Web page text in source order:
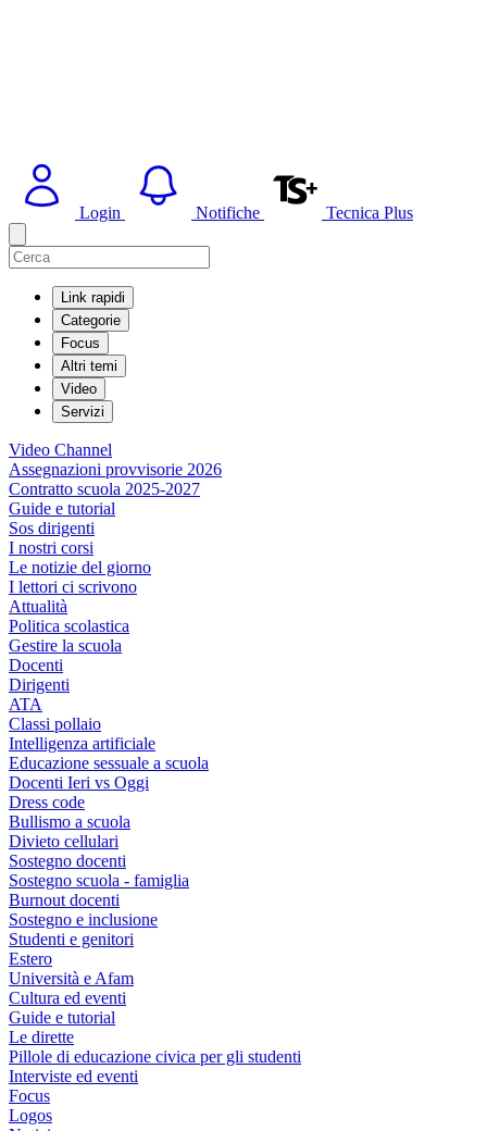
Login Notifiche Tecnica Plus
Link rapidi
Categorie
Focus
Altri temi
Video
Servizi
Video Channel
Assegnazioni provvisorie 2026
Contratto scuola 2025-2027
Guide e tutorial
Sos dirigenti
I nostri corsi
Le notizie del giorno
I lettori ci scrivono
Attualità
Politica scolastica
Gestire la scuola
Docenti
Dirigenti
ATA
Classi pollaio
Intelligenza artificiale
Educazione sessuale a scuola
Docenti Ieri vs Oggi
Dress code
Bullismo a scuola
Divieto cellulari
Sostegno docenti
Sostegno scuola - famiglia
Burnout docenti
Sostegno e inclusione
Studenti e genitori
Estero
Università e Afam
Cultura ed eventi
Guide e tutorial
Le dirette
Pillole di educazione civica per gli studenti
Interviste ed eventi
Focus
Logos